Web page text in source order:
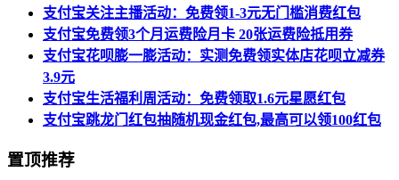
支付宝关注主播活动：免费领1-3元无门槛消费红包
支付宝免费领3个月运费险月卡 20张运费险抵用券
支付宝花呗膨一膨活动：实测免费领实体店花呗立减券
3.9元
支付宝生活福利周活动：免费领取1.6元星愿红包
支付宝跳龙门红包抽随机现金红包,最高可以领100红包
置顶推荐